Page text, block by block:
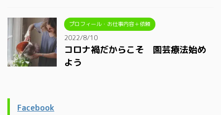
プロフィール・お仕事内容＋依頼
2022/8/10
コロナ禍だからこそ 園芸療法始め
よう
Facebook